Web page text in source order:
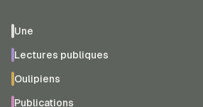
Une
Lectures publiques
Oulipiens
Publications